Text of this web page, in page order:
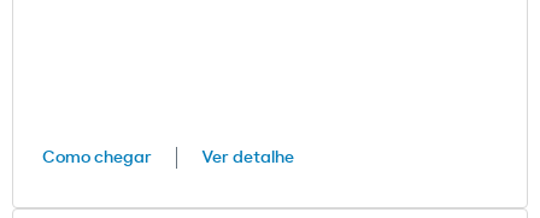
Como chegar Ver detalhe